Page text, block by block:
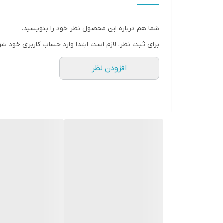
شما هم درباره این محصول نظر خود را بنویسید.
برای ثبت نظر، لازم است ابتدا وارد حساب کاربری خود
افزودن نظر